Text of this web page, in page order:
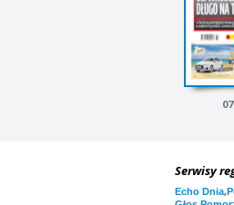
Serwisy
Echo Dnia,